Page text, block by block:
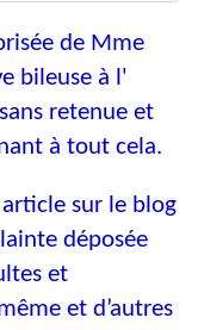
de Mme
bileuse à l'
retenue et
à tout cela.
sur le blog
déposée
et
et d’autres